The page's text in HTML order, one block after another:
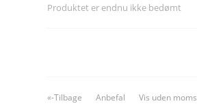
Produktet er endnu ikke bedømt
«-Tilbage Anbefal Vis uden moms